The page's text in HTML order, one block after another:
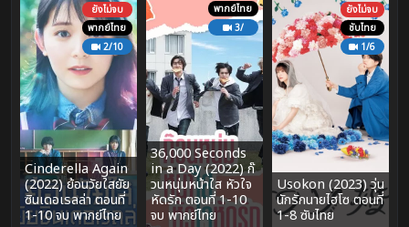
ยังไม่จบ
พากย์ไทย
2/10
Cinderella Again
(2022) ย้อนวัยใสยัย
ซินเดอเรลล่า ตอนที่
1-10 จบ พากย์ไทย
พากย์ไทย
3/
36,000 Seconds
in a Day (2022) ก๊
วนหนุ่มหน้าใส หัวใจ
หัดรัก ตอนที่ 1-10
จบ พากย์ไทย
ยังไม่จบ
ซับไทย
1/6
Usokon (2023) วุ่น
นักรักนายไฮโซ ตอนที่
1-8 ซับไทย